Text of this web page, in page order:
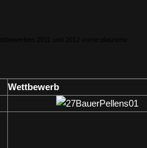
Wettbewerb